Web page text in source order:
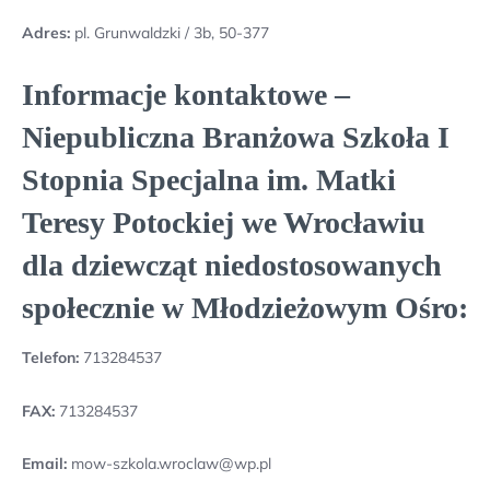
Adres: pl. Grunwaldzki / 3b, 50-377
Informacje kontaktowe –
Niepubliczna Branżowa Szkoła I
Stopnia Specjalna im. Matki
Teresy Potockiej we Wrocławiu
dla dziewcząt niedostosowanych
społecznie w Młodzieżowym Ośro:
Telefon: 713284537
FAX: 713284537
Email: mow-szkola.wroclaw@wp.pl